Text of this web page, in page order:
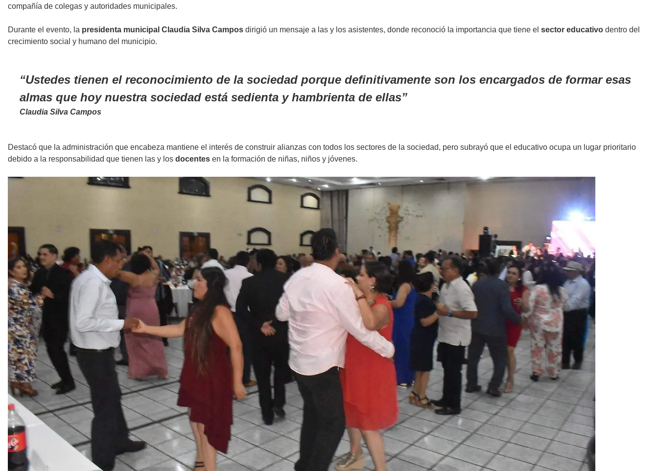
compañía de colegas y autoridades municipales.
Durante el evento, la presidenta municipal Claudia Silva Campos dirigió un mensaje a las y los asistentes, donde reconoció la importancia que tiene el sector educativo dentro del
crecimiento social y humano del municipio.
Ustedes tienen el reconocimiento de la sociedad porque definitivamente son los encargados de formar esas
almas que hoy nuestra sociedad está sedienta y hambrienta de ellas
Claudia Silva Campos
Destacó que la administración que encabeza mantiene el interés de construir alianzas con todos los sectores de la sociedad, pero subrayó que el educativo ocupa un lugar prioritario
debido a la responsabilidad que tienen las y los docentes en la formación de niñas, niños y jóvenes.